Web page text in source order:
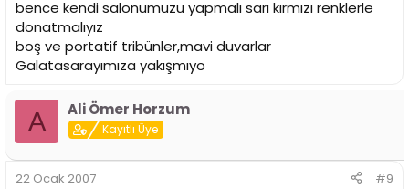
bence kendi salonumuzu yapmalı sarı kırmızı renklerle
donatmalıyız
boş ve portatif tribünler,mavi duvarlar
Galatasarayımıza yakışmıyo
A Ali Ömer Horzum
Kayıtlı Üye
22 Ocak 2007 #9